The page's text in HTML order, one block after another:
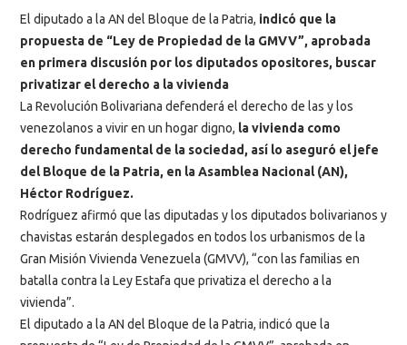
El diputado a la AN del Bloque de la Patria, indicó que la
propuesta de “Ley de Propiedad de la GMVV”, aprobada
en primera discusión por los diputados opositores, buscar
privatizar el derecho a la vivienda
La Revolución Bolivariana defenderá el derecho de las y los
venezolanos a vivir en un hogar digno, la vivienda como
derecho fundamental de la sociedad, así lo aseguró el jefe
del Bloque de la Patria, en la Asamblea Nacional (AN),
Héctor Rodríguez.
Rodríguez afirmó que las diputadas y los diputados bolivarianos y
chavistas estarán desplegados en todos los urbanismos de la
Gran Misión Vivienda Venezuela (GMVV), “con las familias en
batalla contra la Ley Estafa que privatiza el derecho a la
vivienda”.
El diputado a la AN del Bloque de la Patria, indicó que la